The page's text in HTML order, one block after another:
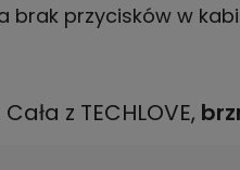
brak przycisków w
z TECHLOVE,